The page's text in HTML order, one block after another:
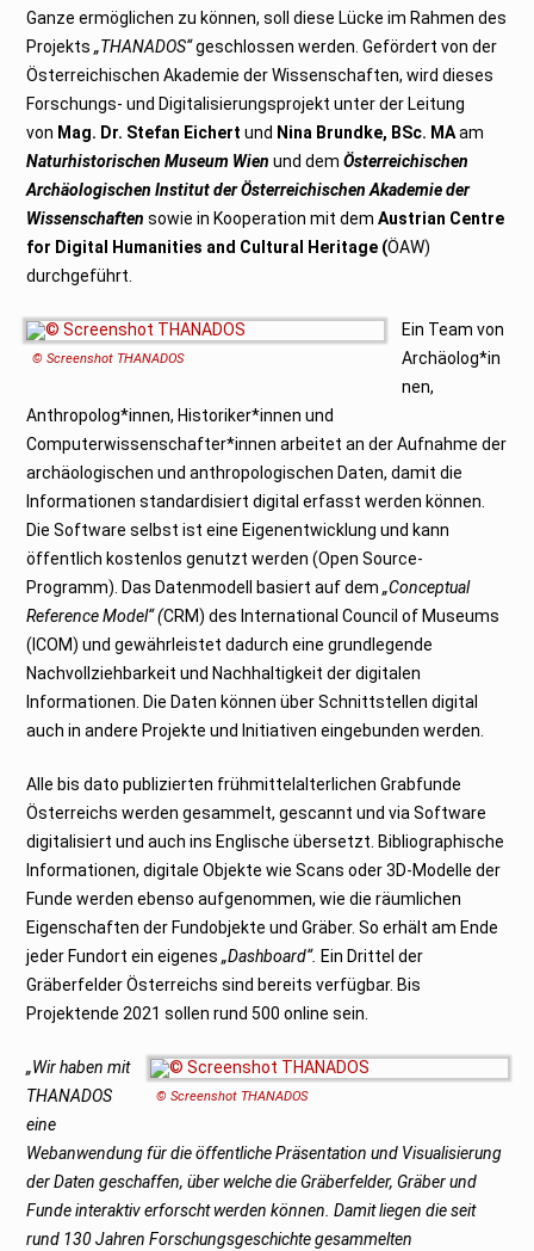
Ganze ermöglichen zu können, soll diese Lücke im Rahmen des
Projekts„THANADOS“geschlossen werden. Gefördert von der
Österreichischen Akademie der Wissenschaften, wird dieses
Forschungs- und Digitalisierungsprojekt unter der Leitung
von Mag. Dr. Stefan Eichert und Nina Brundke, BSc. MAam
Naturhistorischen Museum Wienund demÖsterreichischen
Archäologischen Institut der Österreichischen Akademie der
Wissenschaften sowie in Kooperation mit demAustrian Centre
for Digital Humanities and Cultural Heritage (ÖAW)
durchgeführt.
© Screenshot THANADOS
Ein Team von
Archäolog*in
nen,
Anthropolog*innen, Historiker*innen und
Computerwissenschafter*innen arbeitet an der Aufnahme der
archäologischen und anthropologischen Daten, damit die
Informationen standardisiert digital erfasst werden können.
Die Software selbst ist eine Eigenentwicklung und kann
öffentlich kostenlos genutzt werden (Open Source-
Programm). Das Datenmodell basiert auf dem„Conceptual
Reference Model“ (CRM) des International Council of Museums
(ICOM) und gewährleistet dadurch eine grundlegende
Nachvollziehbarkeit und Nachhaltigkeit der digitalen
Informationen. Die Daten können über Schnittstellen digital
auch in andere Projekte und Initiativen eingebunden werden.
Alle bis dato publizierten frühmittelalterlichen Grabfunde
Österreichs werden gesammelt, gescannt und via Software
digitalisiert und auch ins Englische übersetzt. Bibliographische
Informationen, digitale Objekte wie Scans oder 3D-Modelle der
Funde werden ebenso aufgenommen, wie die räumlichen
Eigenschaften der Fundobjekte und Gräber. So erhält am Ende
jeder Fundort ein eigenes„Dashboard“. Ein Drittel der
Gräberfelder Österreichs sind bereits verfügbar. Bis
Projektende 2021 sollen rund 500 online sein.
© Screenshot THANADOS
„Wir haben mit
THANADOS
eine
Webanwendung für die öffentliche Präsentation und Visualisierung
der Daten geschaffen, über welche die Gräberfelder, Gräber und
Funde interaktiv erforscht werden können. Damit liegen die seit
rund 130 Jahren Forschungsgeschichte gesammelten